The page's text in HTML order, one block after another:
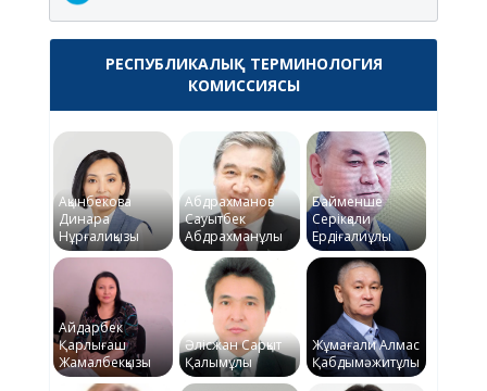
РЕСПУБЛИКАЛЫҚ ТЕРМИНОЛОГИЯ
КОМИССИЯСЫ
Ақынбекова
Динара
Нұрғалиқызы
Абдрахманов
Сауытбек
Абдрахманұлы
Байменше
Серікқали
Ердіғалиұлы
Айдарбек
Қарлығаш
Жамалбекқызы
Әлісжан Сарқыт
Қалымұлы
Жұмағали Алмас
Қабдымәжитұлы